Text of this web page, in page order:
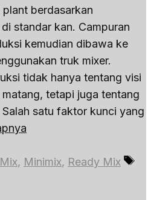
berdasarkan
standar kan. Campuran
kemudian dibawa ke
truk mixer.
tidak hanya tentang visi
tetapi juga tentang
satu faktor kunci yang
, Minimix, Ready Mix